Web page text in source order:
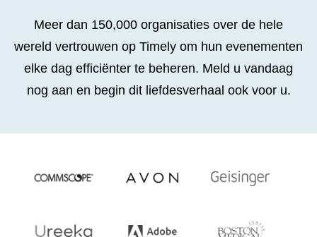
Meer dan 150,000 organisaties over de hele
wereld vertrouwen op Timely om hun evenementen
elke dag efficiënter te beheren. Meld u vandaag
nog aan en begin dit liefdesverhaal ook voor u.